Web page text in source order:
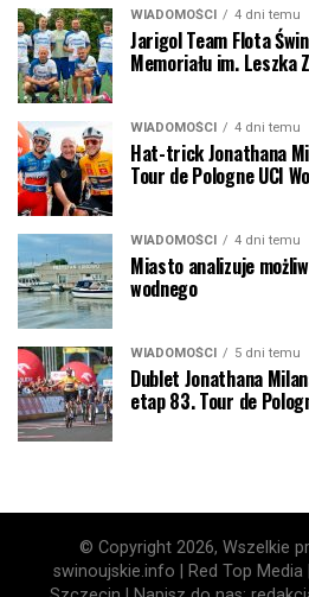
WIADOMOŚCI 4 dni temu
Jarigol Team Flota
Memoriału im. Leszka
WIADOMOŚCI 4 dni temu
Hat-trick Jonathana
Tour de Pologne UCI
WIADOMOŚCI 4 dni temu
Miasto analizuje
wodnego
WIADOMOŚCI 5 dni temu
Dublet Jonathana
etap 83. Tour de
© Copyright 2026, Wszelkie
swinoujskie.info | Red Top Media